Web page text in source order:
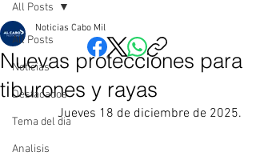
All Posts
Noticias
Destacados
Tema del dia
Analisis
All Posts
Nuevas protecciones para
tiburones y rayas
Noticias Cabo Mil
Jueves 18 de diciembre de 2025.